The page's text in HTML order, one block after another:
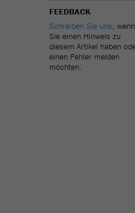
FEEDBACK
Schreiben Sie uns, wenn
Sie einen Hinweis zu
diesem Artikel haben
einen Fehler melden
möchten.